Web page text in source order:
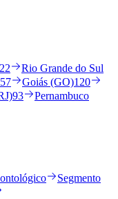
Rio Grande do Sul
Goiás (GO)120
93
Pernambuco
Segmento